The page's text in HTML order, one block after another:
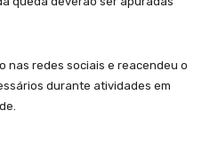
nas redes sociais e reacendeu o
durante atividades em